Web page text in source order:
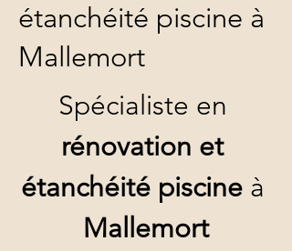
étanchéité piscine à
Mallemort
Spécialiste en
rénovation et
étanchéité piscine à
Mallemort